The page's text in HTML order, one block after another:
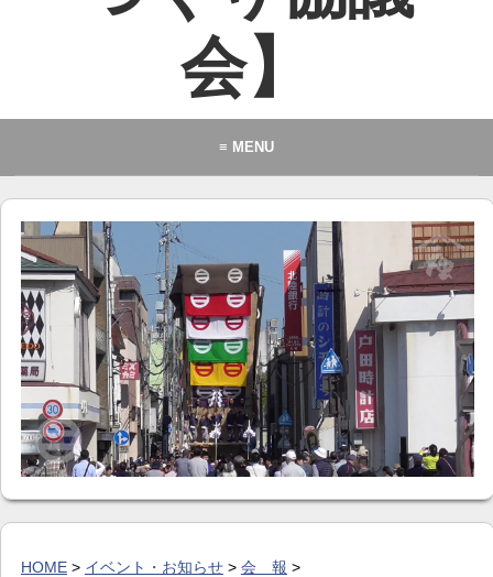
≡ MENU
御祓ふれあいこども館
イベント・お知らせ
カレンダー
暮らし
歴史・文化・景観
お問い合わせ
HOME> イベント・お知らせ> 会 報 >